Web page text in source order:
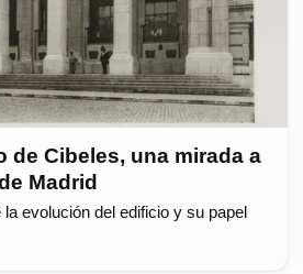
de Cibeles, una mirada a
Madrid
evolución del edificio y su papel